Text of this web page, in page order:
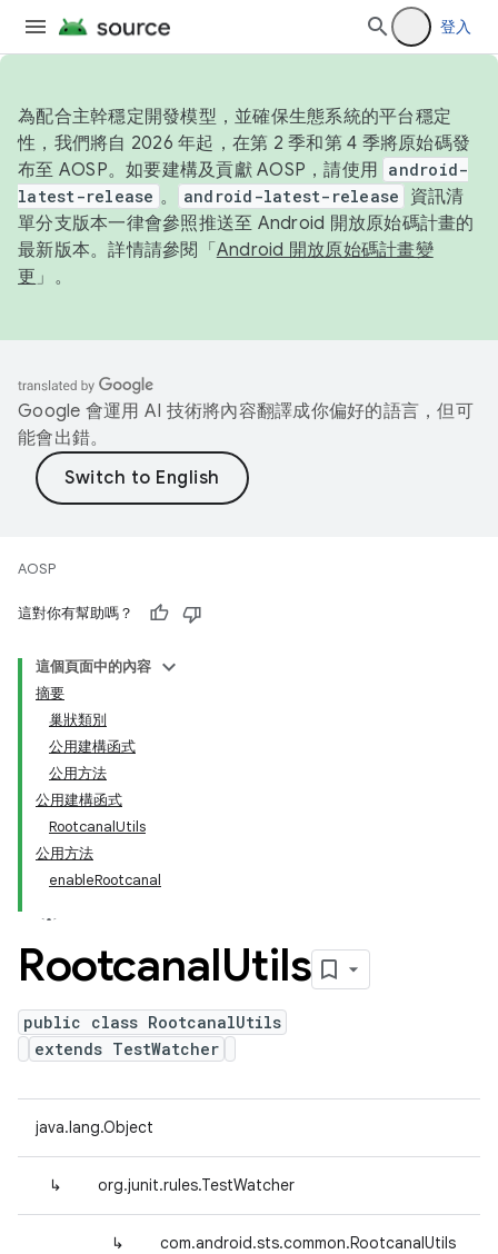
登入
為配合主幹穩定開發模型，並確保生態系統的平台穩定
性，我們將自 2026 年起，在第 2 季和第 4 季將原始碼發
布至 AOSP。如要建構及貢獻 AOSP，請使用 android-
latest-release 。 android-latest-release
資訊清
單分支版本一律會參照推送至 Android 開放原始碼計畫的
最新版本。詳情請參閱「 Android 開放原始碼計畫變
更 」。
Google 會運用 AI 技術將內容翻譯成你偏好的語言，但可
能會出錯。
AOSP
這對你有幫助嗎？
這個頁面中的內容
摘要
巢狀類別
公用建構函式
公用方法
公用建構函式
RootcanalUtils
公用方法
enableRootcanal
RootcanalUtils
public class RootcanalUtils
extends TestWatcher
java.lang.Object
↳ org.junit.rules.TestWatcher
↳ com.android.sts.common.RootcanalUtils